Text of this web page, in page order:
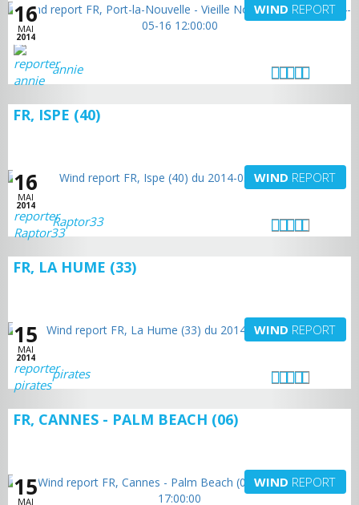
16
MAI
2014
WIND REPORT
annie
FR, ISPE (40)
16
MAI
2014
WIND REPORT
Raptor33
FR, LA HUME (33)
15
MAI
2014
WIND REPORT
pirates
FR, CANNES - PALM BEACH (06)
15
MAI
WIND REPORT